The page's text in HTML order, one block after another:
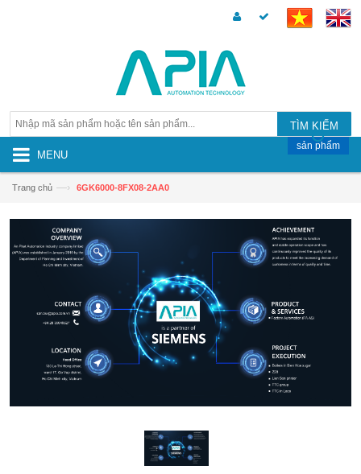
TÌM KIẾM
MENU
sản phẩm
Trang chủ —› 6GK6000-8FX08-2AA0